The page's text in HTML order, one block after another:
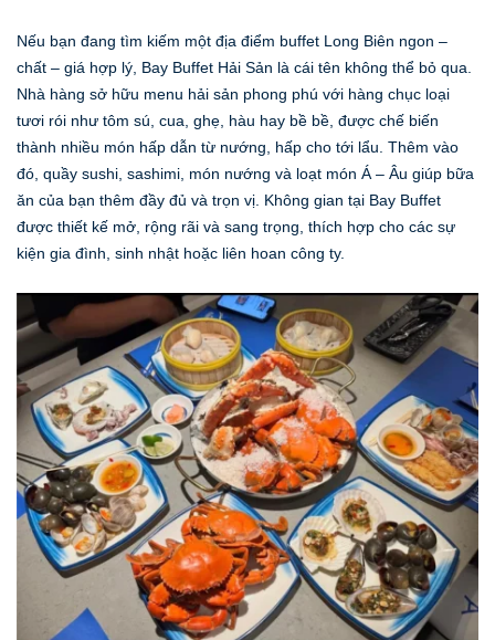
Nếu bạn đang tìm kiếm một địa điểm buffet Long Biên ngon –
chất – giá hợp lý, Bay Buffet Hải Sản là cái tên không thể bỏ qua.
Nhà hàng sở hữu menu hải sản phong phú với hàng chục loại
tươi rói như tôm sú, cua, ghẹ, hàu hay bề bề, được chế biến
thành nhiều món hấp dẫn từ nướng, hấp cho tới lẩu. Thêm vào
đó, quầy sushi, sashimi, món nướng và loạt món Á – Âu giúp bữa
ăn của bạn thêm đầy đủ và trọn vị. Không gian tại Bay Buffet
được thiết kế mở, rộng rãi và sang trọng, thích hợp cho các sự
kiện gia đình, sinh nhật hoặc liên hoan công ty.